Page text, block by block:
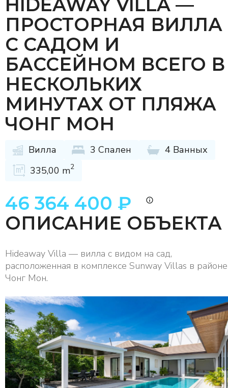
HIDEAWAY VILLA —
ПРОСТОРНАЯ ВИЛЛА
С САДОМ И
БАССЕЙНОМ ВСЕГО В
НЕСКОЛЬКИХ
МИНУТАХ ОТ ПЛЯЖА
ЧОНГ МОН
Вилла 3 Спален
4 Ванных
335,00 m2
46 364 400 ₽
ОПИСАНИЕ ОБЪЕКТА
Hideaway Villa — вилла с видом на сад,
расположенная в комплексе Sunway Villas в районе
Чонг Мон.